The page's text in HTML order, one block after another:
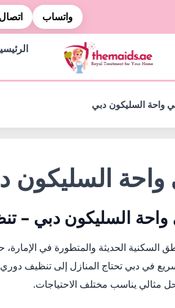
واتساب اتصال
واحة السليكون دبي
السليكون
السليكون دبي –
السكنية الحديثة والمتطورة في
في دبي تحتاج المنازل إلى تنظيف
مثالي يناسب مختلف الاحتياجات.